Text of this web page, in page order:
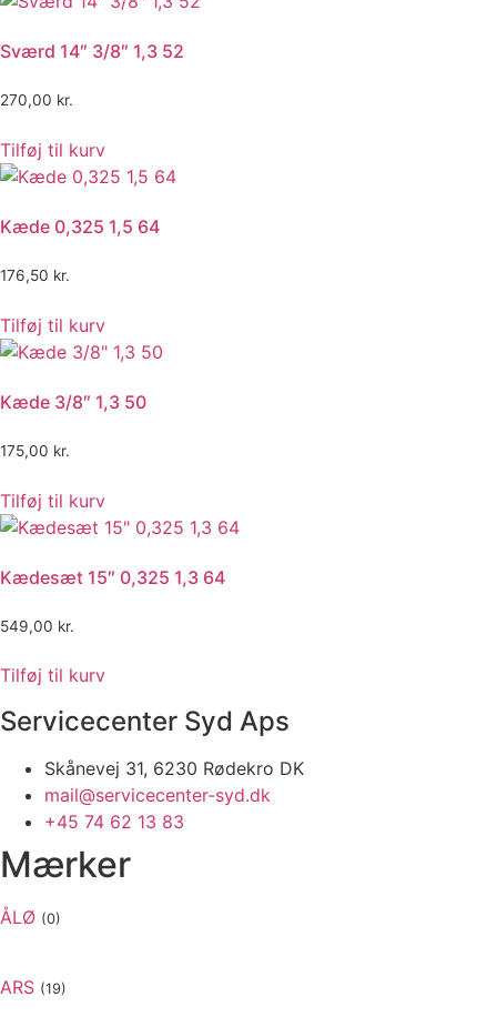
Sværd 14″ 3/8″ 1,3 52
270,00 kr.
Tilføj til kurv
Kæde 0,325 1,5 64
176,50 kr.
Tilføj til kurv
Kæde 3/8″ 1,3 50
175,00 kr.
Tilføj til kurv
Kædesæt 15″ 0,325 1,3 64
549,00 kr.
Tilføj til kurv
Servicecenter Syd Aps
Skånevej 31, 6230 Rødekro DK
mail@servicecenter-syd.dk
+45 74 62 13 83
Mærker
ÅLØ (0)
ARS (19)